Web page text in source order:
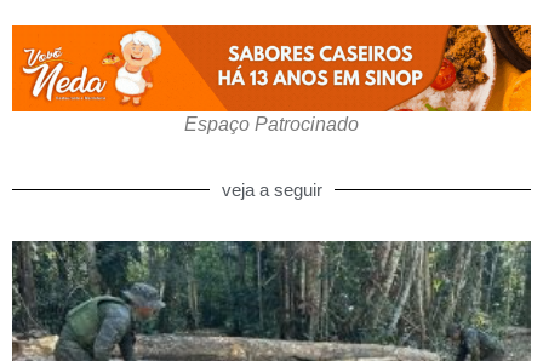
Espaço Patrocinado
veja a seguir